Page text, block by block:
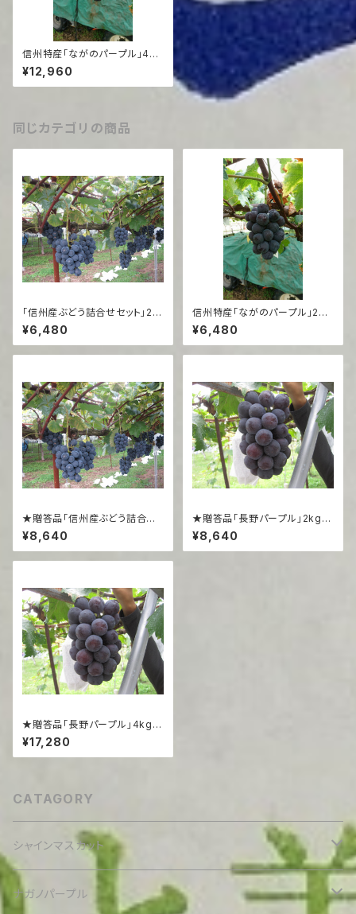
信州特産「ながのパープル」4kg
（6~7房程度）
¥12,960
同じカテゴリの商品
「信州産ぶどう詰合せセット」2k
g（3房）
¥6,480
信州特産「ながのパープル」2kg
（3~4房程度）
¥6,480
★贈答品「信州産ぶどう詰合せ
セット」2kg（3房）
¥8,640
★贈答品「長野パープル」2kg
（3~4房程度）
¥8,640
★贈答品「長野パープル」4kg
（6~7房程度）
¥17,280
CATAGORY
シャインマスカット
贈答用
ナガノパープル